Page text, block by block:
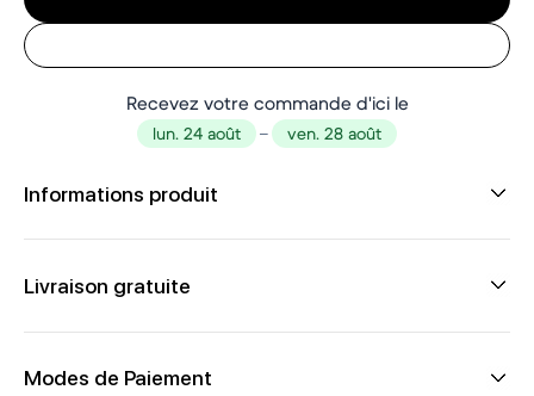
Recevez votre commande d'ici le
lun. 24 août – ven. 28 août
Informations produit
Livraison gratuite
Modes de Paiement